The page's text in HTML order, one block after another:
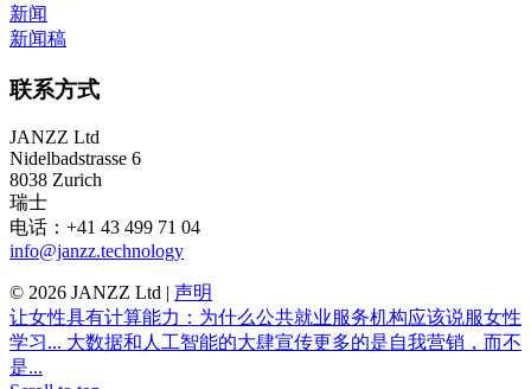
新闻
新闻稿
联系方式
JANZZ Ltd
Nidelbadstrasse 6
8038 Zurich
瑞士
电话：+41 43 499 71 04
info@janzz.technology
© 2026 JANZZ Ltd | 声明
让女性具有计算能力：为什么公共就业服务机构应该说服女性
学习... 大数据和人工智能的大肆宣传更多的是自我营销，而不
是...